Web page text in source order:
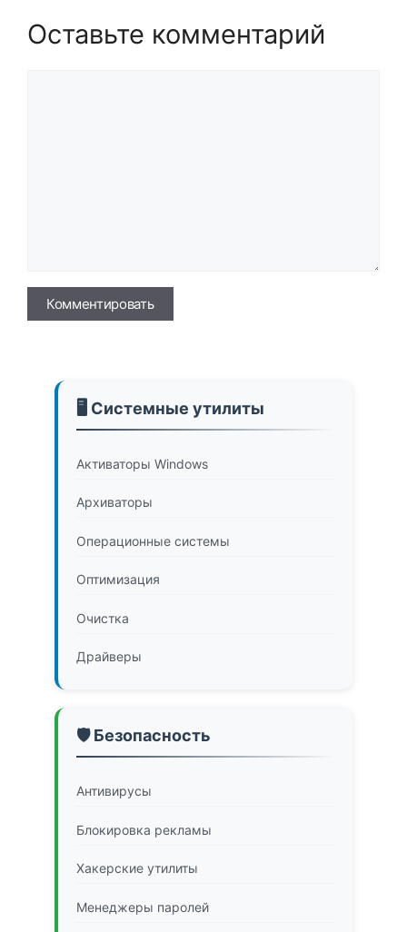
Оставьте комментарий
Имя
🖥️ Системные утилиты
Активаторы Windows
Архиваторы
Операционные системы
Оптимизация
Очистка
Драйверы
🛡️ Безопасность
Антивирусы
Блокировка рекламы
Хакерские утилиты
Менеджеры паролей